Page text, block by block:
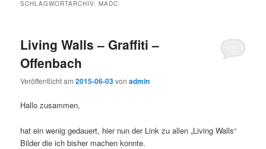
SCHLAGWORTARCHIV:MADC
Living Walls – Graffiti –
Offenbach
Veröffentlicht am2015-06-03vonadmin
Hallo zusammen,
hat ein wenig gedauert, hier nun der Link zu allen „Living Walls“
Bilder die ich bisher machen konnte.